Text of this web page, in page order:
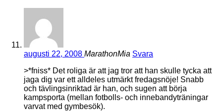
augusti 22, 2008 MarathonMia Svara
>*fniss* Det roliga är att jag tror att han skulle tycka att
jaga dig var ett alldeles utmärkt fredagsnöje! Snabb
och tävlingsinriktad är han, och sugen att börja
kampsporta (mellan fotbolls- och innebandyträningar
varvat med gymbesök).